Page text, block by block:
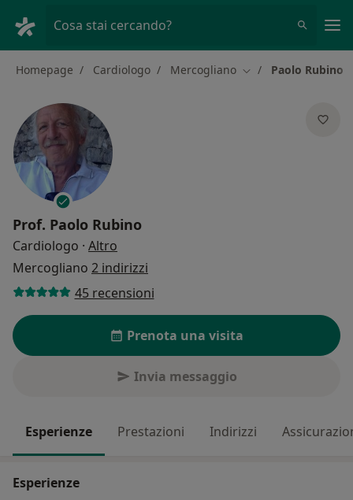
Cosa stai cercando?
Homepage Cardiologo Mercogliano Cambia città
Paolo Rubino
Prof. Paolo Rubino
Cardiologo · Altro
Mercogliano 2 indirizzi
45 recensioni
Prenota una visita
Invia messaggio
Esperienze Prestazioni Indirizzi
Esperienze